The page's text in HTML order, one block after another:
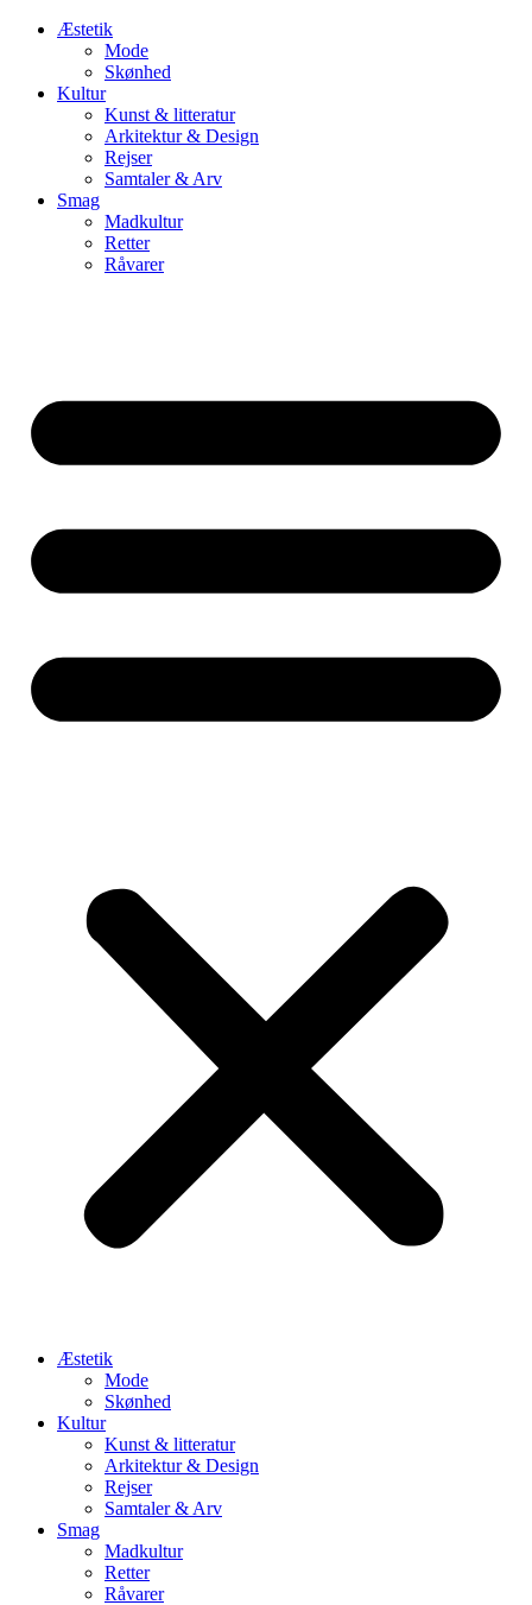
Æstetik
Mode
Skønhed
Kultur
Kunst & litteratur
Arkitektur & Design
Rejser
Samtaler & Arv
Smag
Madkultur
Retter
Råvarer
Æstetik
Mode
Skønhed
Kultur
Kunst & litteratur
Arkitektur & Design
Rejser
Samtaler & Arv
Smag
Madkultur
Retter
Råvarer